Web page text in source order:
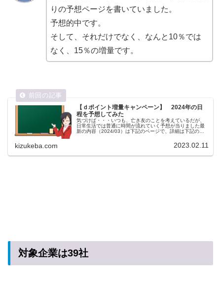
りの予想ページを書いていました。
予想的中です。
そして、それだけでなく、なんと10％では
なく、15％の増量です。
【ｄポイント増量キャンペーン】 2024年の日
程を予想してみた
気づけば・・・いつも、亡き友のことを考えているだが、
日常生活では普通に時間が流れていく予想が当りました最
新の内容（2024/03）は下記のページで、詳細は下記のペ
kizukeba.com 2023.02.11
対象企業は39社